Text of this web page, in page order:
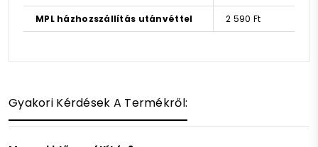
MPL házhozszállítás utánvéttel 2 590 Ft
Gyakori Kérdések A Termékről: